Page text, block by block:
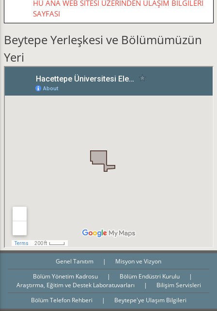
HÜ ANA WEB SİTESİ ÜZERİNDEN ULAŞIM BİLGİLERİ
SAYFASI
Beytepe Yerleşkesi ve Bölümümüzün
Yeri
Genel Tanıtım |
Misyon ve Vizyon
Bölüm Yönetim Kadrosu
| Bölüm Endüstri Kurulu
|
Araştırma, Eğitim ve Destek Laboratuvarları
|
Bilişim Servisleri
Bölüm Telefon Rehberi
| Beytepe'ye Ulaşım Bilgileri